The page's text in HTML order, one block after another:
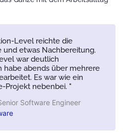
Level reichte die
und etwas Nachbereitung.
war deutlich
habe abends über mehrere
Es war wie ein
Projekt nebenbei.
Software Engineer